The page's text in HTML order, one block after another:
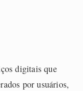
digitais que
por usuários,